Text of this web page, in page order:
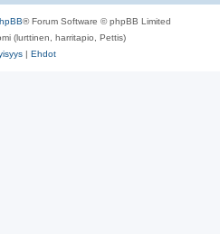
® Forum Software © phpBB Limited
(lurttinen, harritapio, Pettis)
| Ehdot